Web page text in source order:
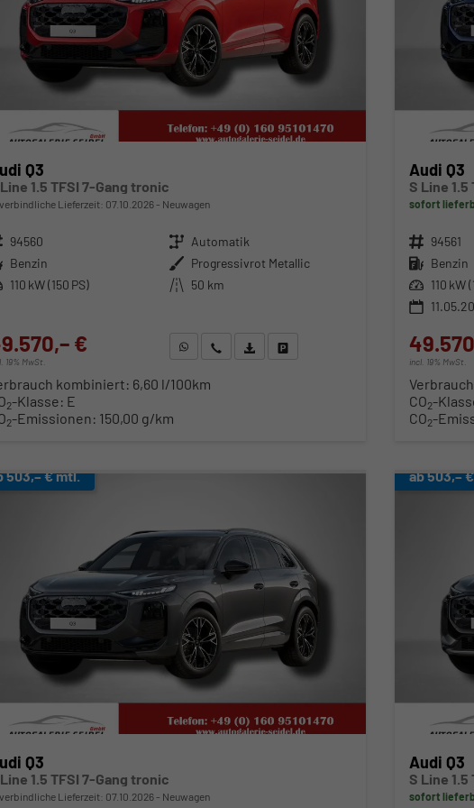
Q3
1.5 TFSI 7-Gang tronic
Lieferzeit: 07.10.2026 Neuwagen
94560 Getriebe Automatik
Benzin Außenfarbe Progressivrot Metallic
110 kW (150 PS) Kilometerstand 50 km
€
19% MwSt.
WhatsApp anfragen
Wir rufen Sie anFahrzeugexposé (PDF)
kombiniert: 6,60 l/100km
2-Klasse: E
2-Emissionen: 150,00 g/km
Audi Q3
S Line
sofort
Fahrzeugnr. 94561
Kraftstoff Benzin
Leistung 110 kW
incl. 19% MwSt.
CO2-
CO2-
503,– € mtl.
Q3
1.5 TFSI 7-Gang tronic
Lieferzeit: 07.10.2026 Neuwagen
ab 503,–
Audi Q3
S Line
sofort